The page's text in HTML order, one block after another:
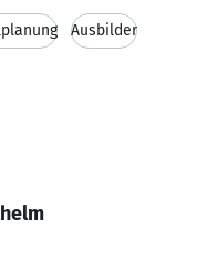
Ausbilder